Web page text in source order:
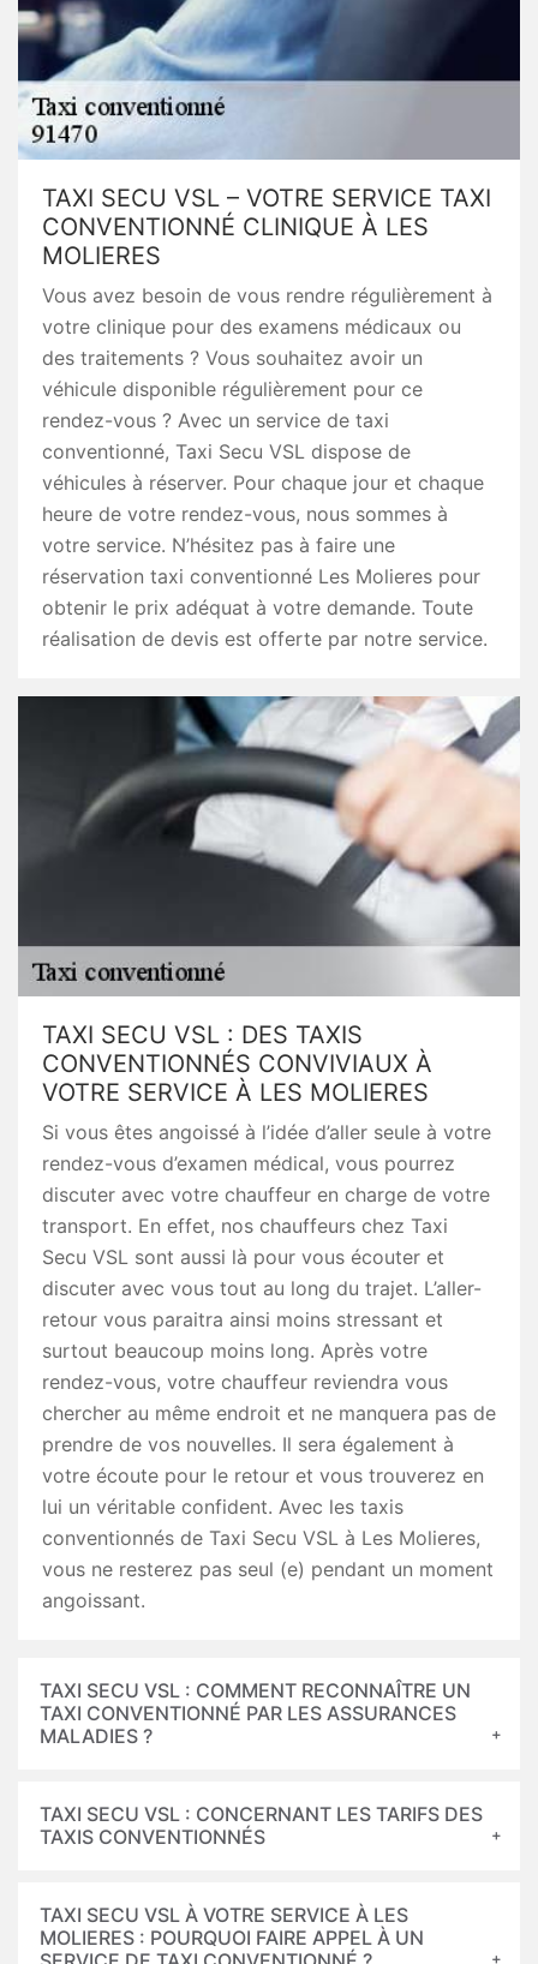
TAXI SECU VSL – VOTRE SERVICE TAXI
CONVENTIONNÉ CLINIQUE À LES
MOLIERES
Vous avez besoin de vous rendre régulièrement à
votre clinique pour des examens médicaux ou
des traitements ? Vous souhaitez avoir un
véhicule disponible régulièrement pour ce
rendez-vous ? Avec un service de taxi
conventionné, Taxi Secu VSL dispose de
véhicules à réserver. Pour chaque jour et chaque
heure de votre rendez-vous, nous sommes à
votre service. N’hésitez pas à faire une
réservation taxi conventionné Les Molieres pour
obtenir le prix adéquat à votre demande. Toute
réalisation de devis est offerte par notre service.
TAXI SECU VSL : DES TAXIS
CONVENTIONNÉS CONVIVIAUX À
VOTRE SERVICE À LES MOLIERES
Si vous êtes angoissé à l’idée d’aller seule à votre
rendez-vous d’examen médical, vous pourrez
discuter avec votre chauffeur en charge de votre
transport. En effet, nos chauffeurs chez Taxi
Secu VSL sont aussi là pour vous écouter et
discuter avec vous tout au long du trajet. L’aller-
retour vous paraitra ainsi moins stressant et
surtout beaucoup moins long. Après votre
rendez-vous, votre chauffeur reviendra vous
chercher au même endroit et ne manquera pas de
prendre de vos nouvelles. Il sera également à
votre écoute pour le retour et vous trouverez en
lui un véritable confident. Avec les taxis
conventionnés de Taxi Secu VSL à Les Molieres,
vous ne resterez pas seul (e) pendant un moment
angoissant.
TAXI SECU VSL : COMMENT RECONNAÎTRE UN
TAXI CONVENTIONNÉ PAR LES ASSURANCES
MALADIES ?
TAXI SECU VSL : CONCERNANT LES TARIFS DES
TAXIS CONVENTIONNÉS
TAXI SECU VSL À VOTRE SERVICE À LES
MOLIERES : POURQUOI FAIRE APPEL À UN